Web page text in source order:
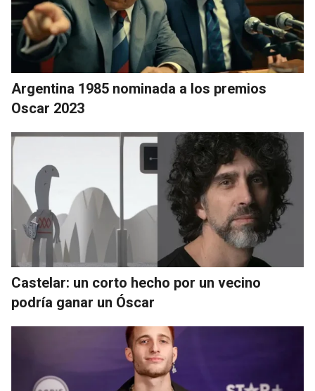
Argentina 1985 nominada a los premios
Oscar 2023
Castelar: un corto hecho por un vecino
podría ganar un Óscar